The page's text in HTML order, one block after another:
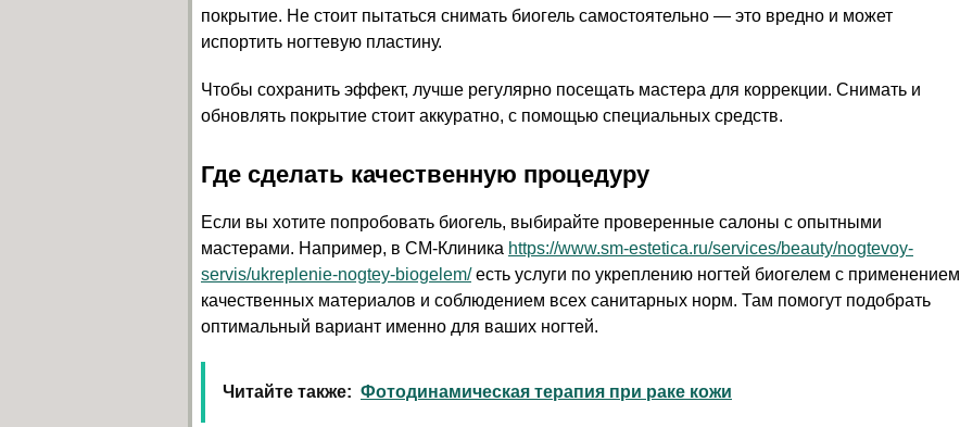
покрытие. Не стоит пытаться снимать биогель самостоятельно — это вредно и может
испортить ногтевую пластину.
Чтобы сохранить эффект, лучше регулярно посещать мастера для коррекции. Снимать и
обновлять покрытие стоит аккуратно, с помощью специальных средств.
Где сделать качественную процедуру
Если вы хотите попробовать биогель, выбирайте проверенные салоны с опытными
мастерами. Например, в СМ-Клиника https://www.sm-estetica.ru/services/beauty/nogtevoy-
servis/ukreplenie-nogtey-biogelem/есть услуги по укреплению ногтей биогелем с применением
качественных материалов и соблюдением всех санитарных норм. Там помогут подобрать
оптимальный вариант именно для ваших ногтей.
Читайте также: Фотодинамическая терапия при раке кожи